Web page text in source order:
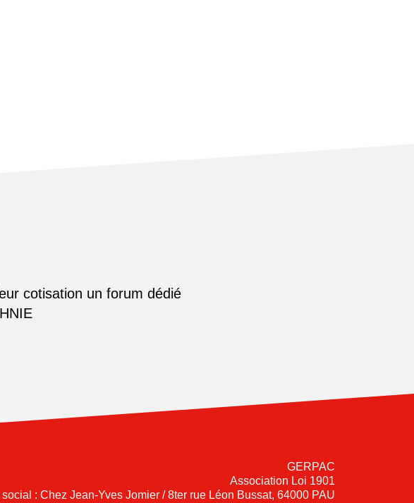
cotisation un forum dédié
GERPAC
Association Loi 1901
: Chez Jean-Yves Jomier / 8ter rue Léon Bussat, 64000 PAU